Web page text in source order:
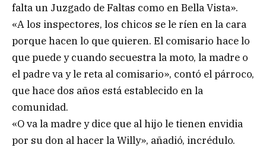
falta un Juzgado de Faltas como en Bella Vista».
«A los inspectores, los chicos se le ríen en la cara
porque hacen lo que quieren. El comisario hace lo
que puede y cuando secuestra la moto, la madre o
el padre va y le reta al comisario», contó el párroco,
que hace dos años está establecido en la
comunidad.
«O va la madre y dice que al hijo le tienen envidia
por su don al hacer la Willy», añadió, incrédulo.